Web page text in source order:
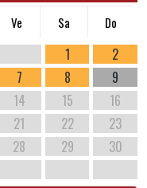
Ve Sa Do
1
2
7 8
9
14 15
16
21 22
23
28 29
30